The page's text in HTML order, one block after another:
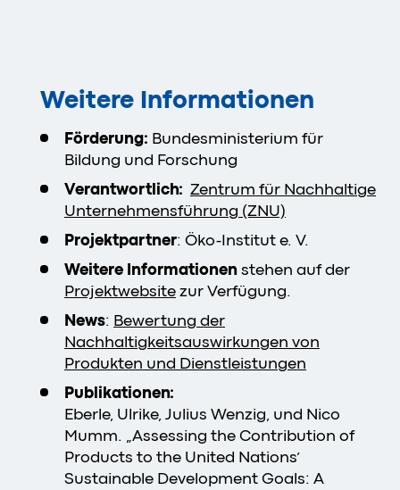
Weitere Informationen
Förderung: Bundesministerium für
Bildung und Forschung
Verantwortlich: Zentrum für Nachhaltige
Unternehmensführung (ZNU)
Projektpartner: Öko-Institut e. V.
Weitere Informationen stehen auf der
Projektwebsite zur Verfügung.
News: Bewertung der
Nachhaltigkeitsauswirkungen von
Produkten und Dienstleistungen
Publikationen:
Eberle, Ulrike, Julius Wenzig, und Nico
Mumm. „Assessing the Contribution of
Products to the United Nations’
Sustainable Development Goals: A